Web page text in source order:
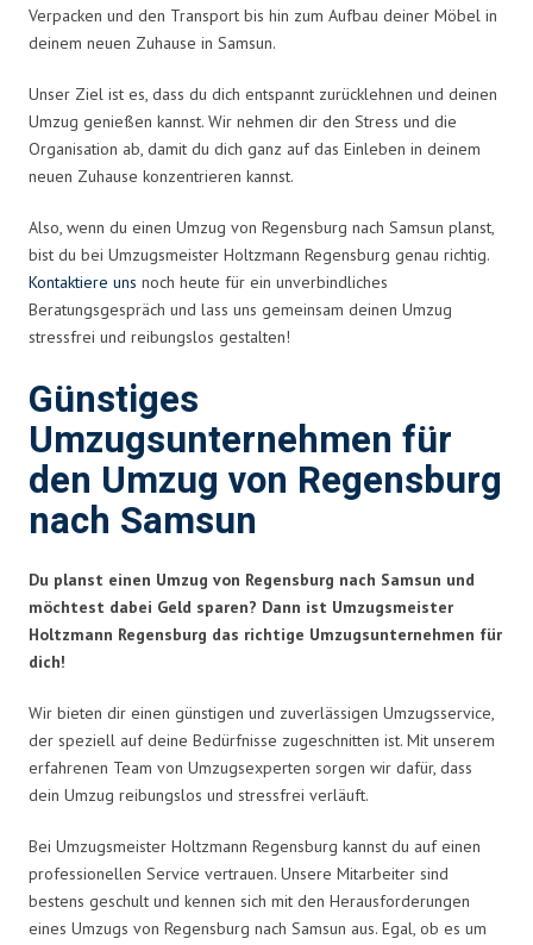
Verpacken und den Transport bis hin zum Aufbau deiner Möbel in
deinem neuen Zuhause in Samsun.
Unser Ziel ist es, dass du dich entspannt zurücklehnen und deinen
Umzug genießen kannst. Wir nehmen dir den Stress und die
Organisation ab, damit du dich ganz auf das Einleben in deinem
neuen Zuhause konzentrieren kannst.
Also, wenn du einen Umzug von Regensburg nach Samsun planst,
bist du bei Umzugsmeister Holtzmann Regensburg genau richtig.
Kontaktiere uns noch heute für ein unverbindliches
Beratungsgespräch und lass uns gemeinsam deinen Umzug
stressfrei und reibungslos gestalten!
Günstiges
Umzugsunternehmen für
den Umzug von Regensburg
nach Samsun
Du planst einen Umzug von Regensburg nach Samsun und
möchtest dabei Geld sparen? Dann ist Umzugsmeister
Holtzmann Regensburg das richtige Umzugsunternehmen für
dich!
Wir bieten dir einen günstigen und zuverlässigen Umzugsservice,
der speziell auf deine Bedürfnisse zugeschnitten ist. Mit unserem
erfahrenen Team von Umzugsexperten sorgen wir dafür, dass
dein Umzug reibungslos und stressfrei verläuft.
Bei Umzugsmeister Holtzmann Regensburg kannst du auf einen
professionellen Service vertrauen. Unsere Mitarbeiter sind
bestens geschult und kennen sich mit den Herausforderungen
eines Umzugs von Regensburg nach Samsun aus. Egal, ob es um